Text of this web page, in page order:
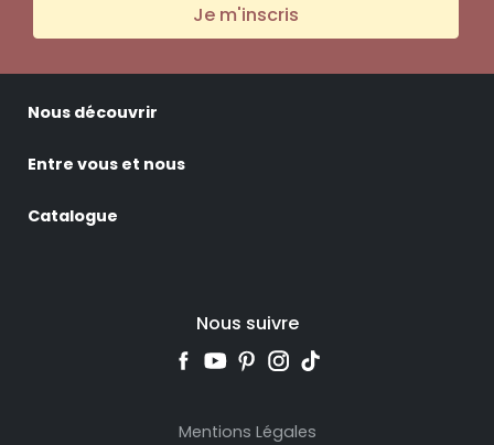
Je m'inscris
Nous découvrir
Entre vous et nous
Catalogue
Nous suivre
Mentions Légales